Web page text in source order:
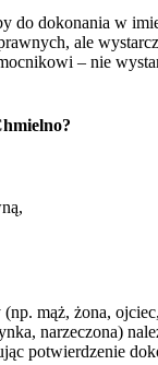
do dokonania w
ale
– nie
mąż, żona,
narzeczona)
potwierdzenie